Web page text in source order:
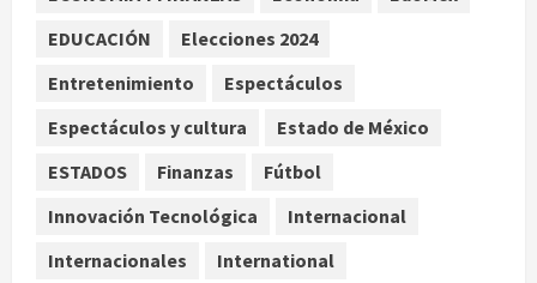
Pronostican victoria 3-1 de América
Jornada 2
agosto 8, 2026
De la Espriella pronuncia su primer
discurso como presidente de
EDUCACIÓN
Elecciones 2024
Entretenimiento
Espectáculos
Espectáculos y cultura
Estado de México
ESTADOS
Finanzas
Fútbol
Innovación Tecnológica
Internacional
Internacionales
International